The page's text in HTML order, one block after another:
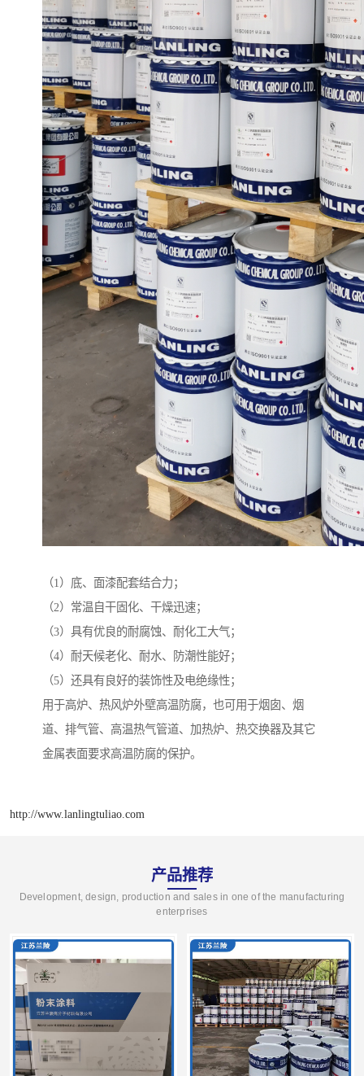
（1）底、面漆配套结合力；
（2）常温自干固化、干燥迅速；
（3）具有优良的耐腐蚀、耐化工大气；
（4）耐天候老化、耐水、防潮性能好；
（5）还具有良好的装饰性及电绝缘性；
用于高炉、热风炉外壁高温防腐，也可用于烟囱、烟
道、排气管、高温热气管道、加热炉、热交换器及其它
金属表面要求高温防腐的保护。
http://www.lanlingtuliao.com
产品推荐
Development, design, production and sales in one of the manufacturing
enterprises